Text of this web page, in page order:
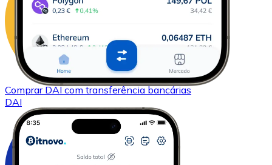
Comprar DAIcom transferência bancárias
DAI